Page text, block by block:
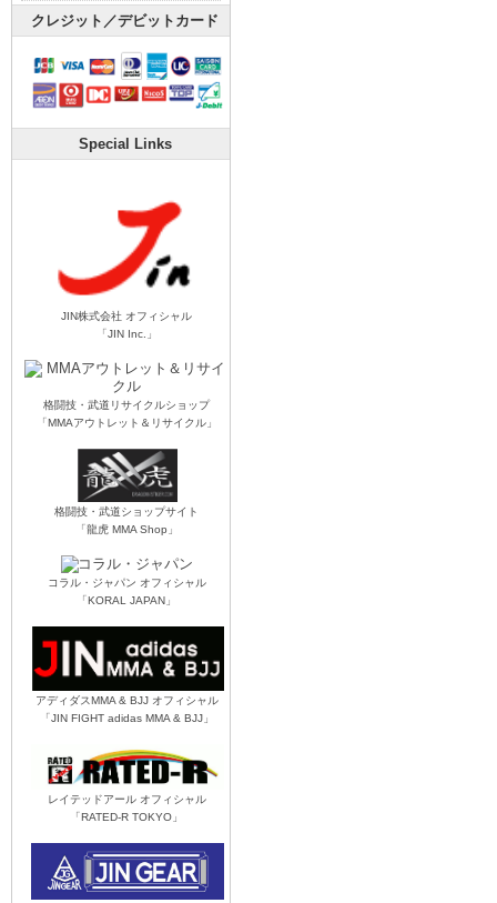
クレジット／デビットカード
Special Links
JIN株式会社 オフィシャル
「JIN Inc.」
格闘技・武道リサイクルショップ
「MMAアウトレット＆リサイクル」
格闘技・武道ショップサイト
「龍虎 MMA Shop」
コラル・ジャパン オフィシャル
「KORAL JAPAN」
アディダスMMA & BJJ オフィシャル
「JIN FIGHT adidas MMA & BJJ」
レイテッドアール オフィシャル
「RATED-R TOKYO」